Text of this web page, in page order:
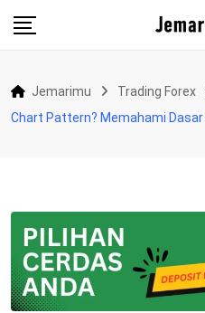
Skip
to
Jemarimu Trading Forex
Chart Pattern? Memahami Dasar